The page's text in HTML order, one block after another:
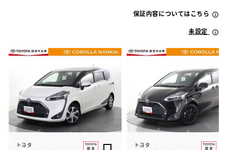
保証内容についてはこちら
未設定
トヨタ トヨタ